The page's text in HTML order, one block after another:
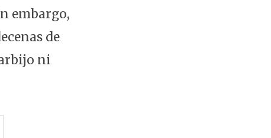
embargo,
de
ni